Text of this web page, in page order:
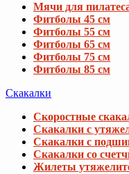
Мячи для
Фитболы 45 см
Фитболы 55 см
Фитболы 65 см
Фитболы 75 см
Фитболы 85 см
Скакалки
Скоростные
Скакалки с
Скакалки с
Скакалки со
Жилеты